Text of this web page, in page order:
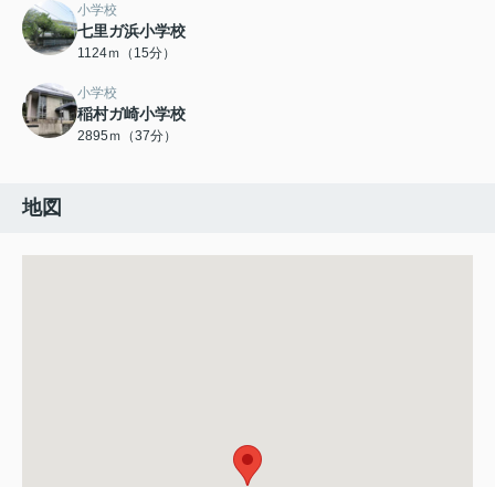
小学校
七里ガ浜小学校
1124ｍ（15分）
小学校
稲村ガ崎小学校
2895ｍ（37分）
地図